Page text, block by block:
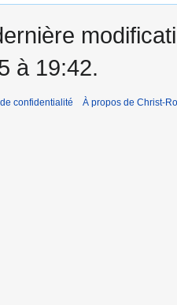
à 19:42.
confidentialité À propos de Christ-